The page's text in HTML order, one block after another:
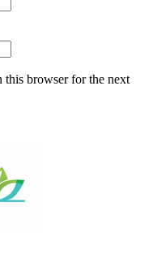
this browser for the next